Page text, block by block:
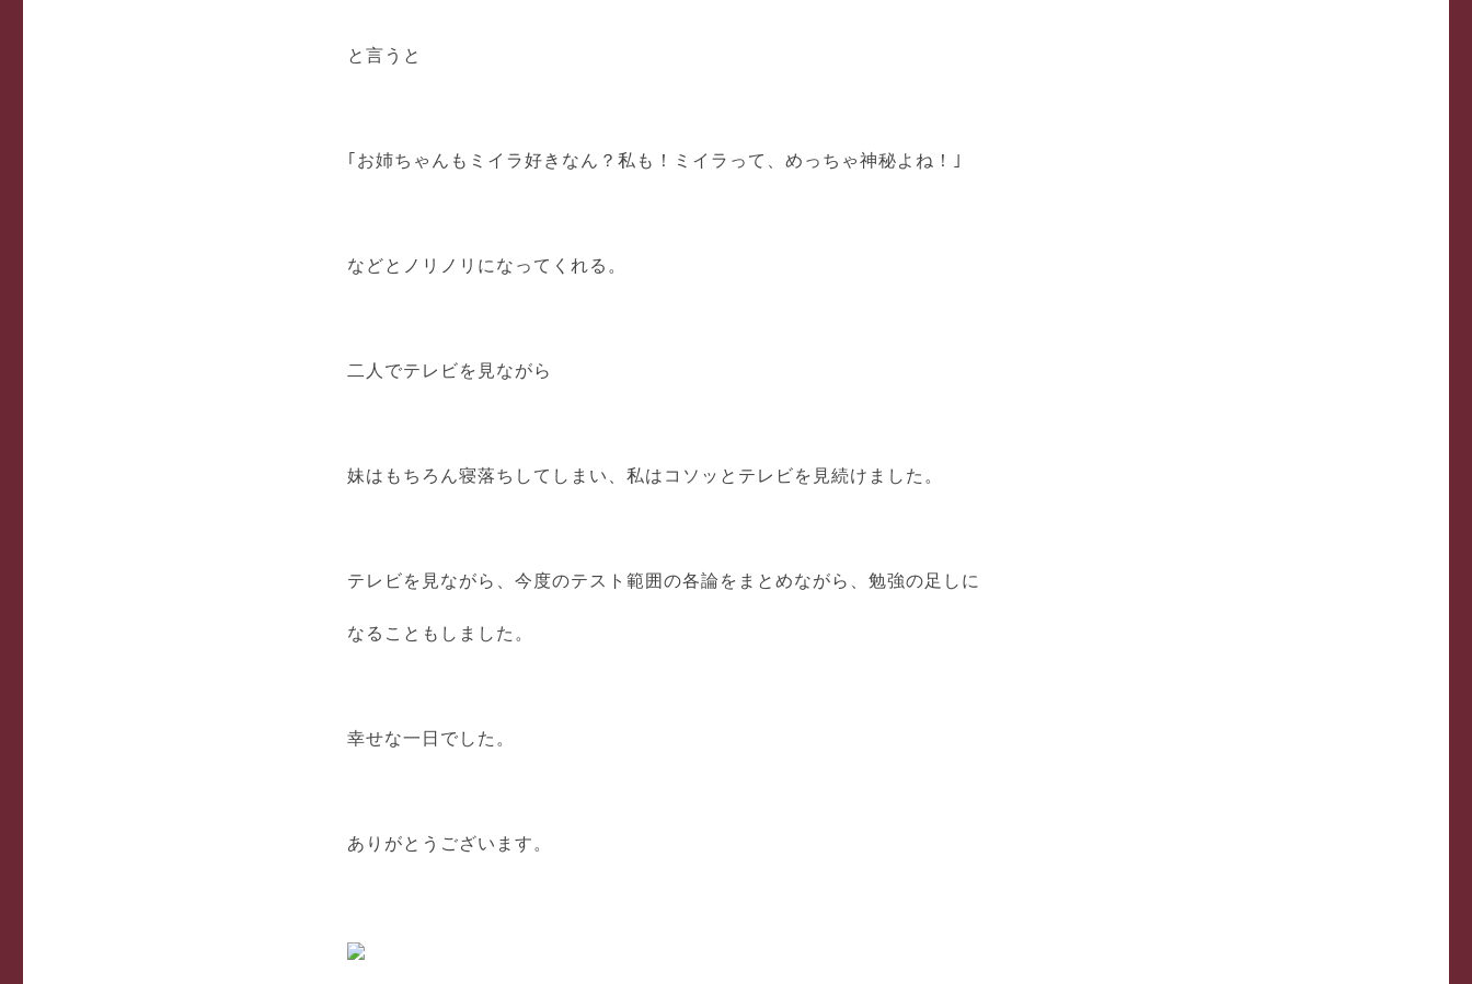
と言うと
｢お姉ちゃんもミイラ好きなん？私も！ミイラって、めっちゃ神秘よね！｣
などとノリノリになってくれる。
二人でテレビを見ながら
妹はもちろん寝落ちしてしまい、私はコソッとテレビを見続けました。
テレビを見ながら、今度のテスト範囲の各論をまとめながら、勉強の足しに
なることもしました。
幸せな一日でした。
ありがとうございます。